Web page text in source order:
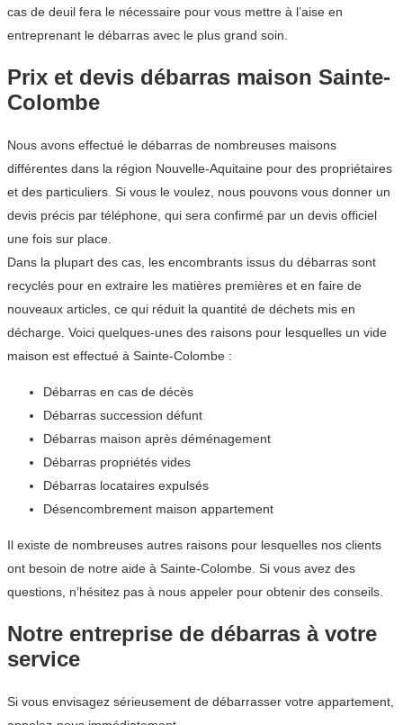
cas de deuil fera le nécessaire pour vous mettre à l’aise en
entreprenant le débarras avec le plus grand soin.
Prix et devis débarras maison Sainte-
Colombe
Nous avons effectué le débarras de nombreuses maisons
différentes dans la région Nouvelle-Aquitaine pour des propriétaires
et des particuliers. Si vous le voulez, nous pouvons vous donner un
devis précis par téléphone, qui sera confirmé par un devis officiel
une fois sur place.
Dans la plupart des cas, les encombrants issus du débarras sont
recyclés pour en extraire les matières premières et en faire de
nouveaux articles, ce qui réduit la quantité de déchets mis en
décharge. Voici quelques-unes des raisons pour lesquelles un vide
maison est effectué à Sainte-Colombe :
Débarras en cas de décès
Débarras succession défunt
Débarras maison après déménagement
Débarras propriétés vides
Débarras locataires expulsés
Désencombrement maison appartement
Il existe de nombreuses autres raisons pour lesquelles nos clients
ont besoin de notre aide à Sainte-Colombe. Si vous avez des
questions, n’hésitez pas à nous appeler pour obtenir des conseils.
Notre entreprise de débarras à votre
service
Si vous envisagez sérieusement de débarrasser votre appartement,